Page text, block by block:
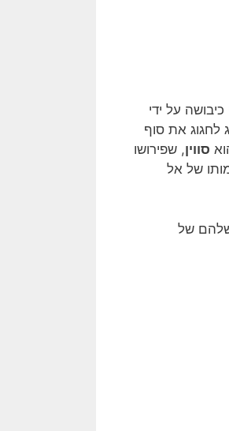
על ידי
את סוף
סווין, שפירושו
של אל
של